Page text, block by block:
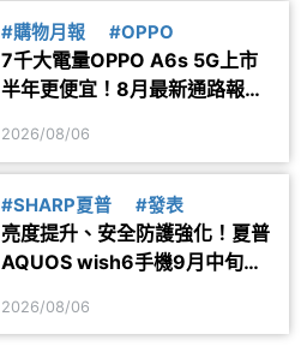
#購物月報 #OPPO
7千大電量OPPO A6s 5G上市
半年更便宜！8月最新通路報價
2026/08/06
#SHARP夏普 #發表
亮度提升、安全防護強化！夏普
AQUOS wish6手機9月中旬台
2026/08/06